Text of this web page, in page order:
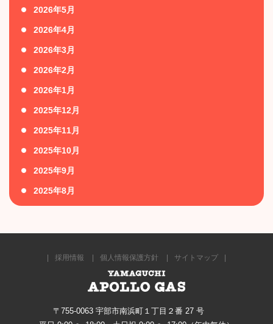
2026年5月
2026年4月
2026年3月
2026年2月
2026年1月
2025年12月
2025年11月
2025年10月
2025年9月
2025年8月
採用情報 個人情報保護方針 サイトマップ
〒755-0063 宇部市南浜町１丁目２番 27 号